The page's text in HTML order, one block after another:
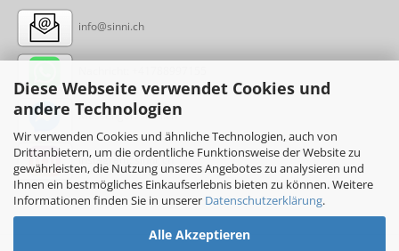
Diese Webseite verwendet Cookies und
andere Technologien
Wir verwenden Cookies und ähnliche Technologien, auch von
Drittanbietern, um die ordentliche Funktionsweise der Website zu
gewährleisten, die Nutzung unseres Angebotes zu analysieren und
Ihnen ein bestmögliches Einkaufserlebnis bieten zu können. Weitere
Informationen finden Sie in unserer Datenschutzerklärung.
Alle Akzeptieren
info@sinni.ch
Messenger: sinni.ch
Instagram: sinni_ch